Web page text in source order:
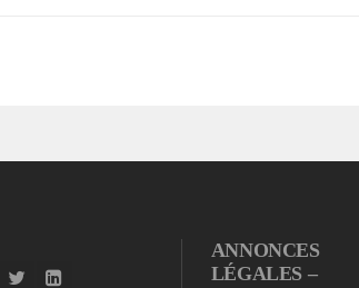
ANNONCES
LÉGALES –